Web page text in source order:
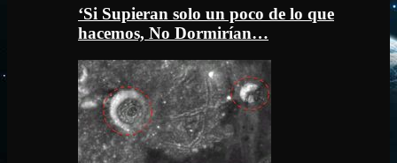
‘Si Supieran solo un poco de lo que
hacemos, No Dormirían…